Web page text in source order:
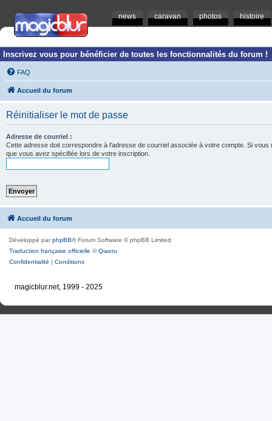
news caravan photos histoire
Inscrivez vous pour bénéficier de toutes les fonctionnalités du forum !
FAQ
Accueil du forum
Réinitialiser le mot de passe
Adresse de courriel :
Cette adresse doit correspondre à l’adresse de courriel associée à votre compte. Si vous
que vous avez spécifiée lors de votre inscription.
Accueil du forum
Développé parphpBB® Forum Software © phpBB Limited
Traduction française officielle ©Qiaeru
Confidentialité | Conditions
magicblur.net, 1999 - 2025